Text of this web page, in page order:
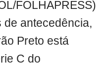
FOLHAPRESS)
de antecedência,
Preto está
C do